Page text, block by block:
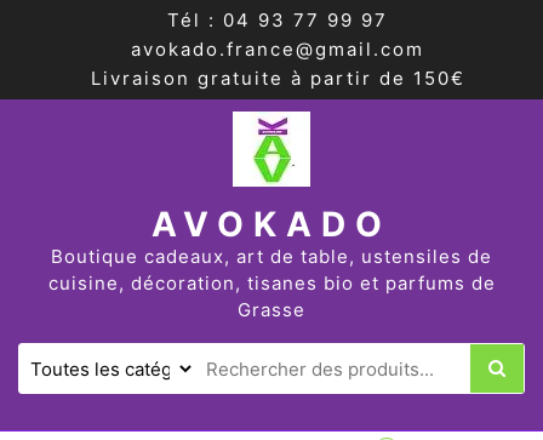
Tél : 04 93 77 99 97
avokado.france@gmail.com
Livraison gratuite à partir de 150€
AVOKADO
Boutique cadeaux, art de table, ustensiles de
cuisine, décoration, tisanes bio et parfums de
Grasse